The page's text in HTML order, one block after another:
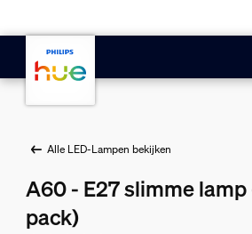
Alle LED-Lampen bekijken
A60 - E27 slimme
pack)